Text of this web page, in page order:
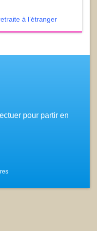
à l’étranger
pour partir en